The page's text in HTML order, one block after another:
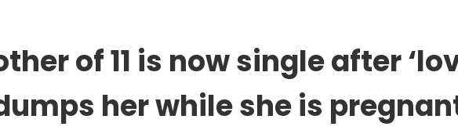
of 11 is now single after
her while she is